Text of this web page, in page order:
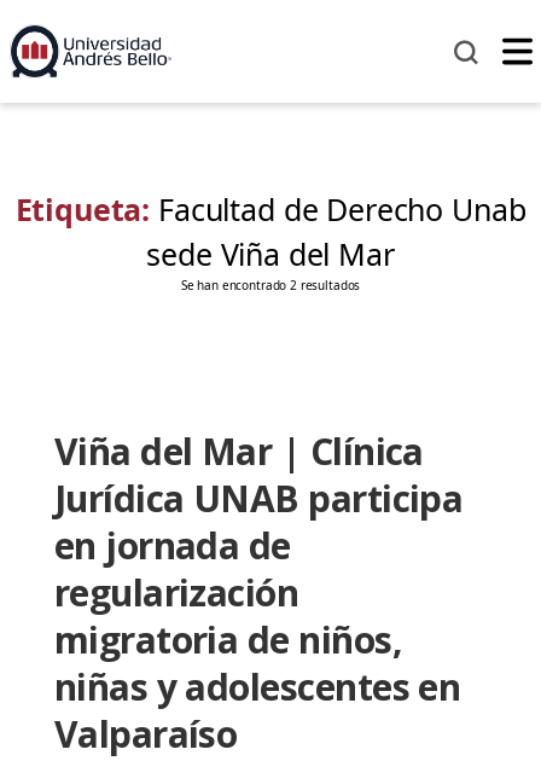
Etiqueta: Facultad de Derecho Unab
sede Viña del Mar
Se han encontrado 2 resultados
Viña del Mar | Clínica
Jurídica UNAB participa
en jornada de
regularización
migratoria de niños,
niñas y adolescentes en
Valparaíso